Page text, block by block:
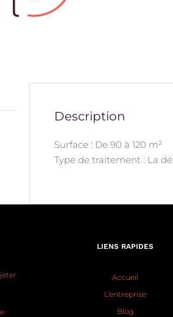
Description
Surface : De 90 à 120 m²
Type de traitement : La
LIENS RAPIDES
Accueil
L’entreprise
Blog